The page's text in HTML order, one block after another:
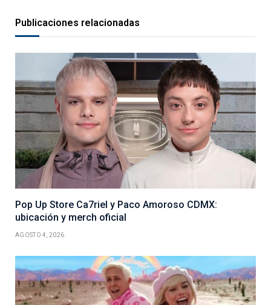
Publicaciones relacionadas
Pop Up Store Ca7riel y Paco Amoroso CDMX:
ubicación y merch oficial
AGOSTO 4, 2026